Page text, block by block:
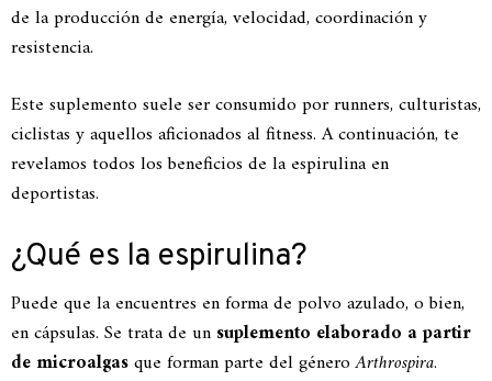
de la producción de energía, velocidad, coordinación y
resistencia.
Este suplemento suele ser consumido por runners, culturistas,
ciclistas y aquellos aficionados al fitness. A continuación, te
revelamos todos los beneficios de la espirulina en
deportistas.
¿Qué es la espirulina?
Puede que la encuentres en forma de polvo azulado, o bien,
en cápsulas. Se trata de unsuplemento elaborado a partir
de microalgasque forman parte del géneroArthrospira.